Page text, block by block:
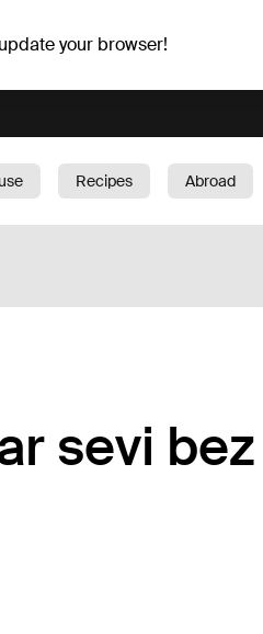
your browser!
Recipes Abroad
sevi bez